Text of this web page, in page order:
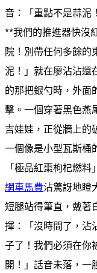
音：「重點不是蒜泥
**我們的推進器快沒
院！別帶任何多餘
泥！」就在廖沾沾還
的那把銀勺時，外面
擊。一個穿著黑色燕
吉娃娃，正從牆上的
一個像是小型瓦斯桶
「極品紅棗枸杞燃
網車馬費沾驚訝地瞪
短腿站得筆直，戴著
揮：「沒時間了，沾
子了！我們必須在你
開！」話音未落，一